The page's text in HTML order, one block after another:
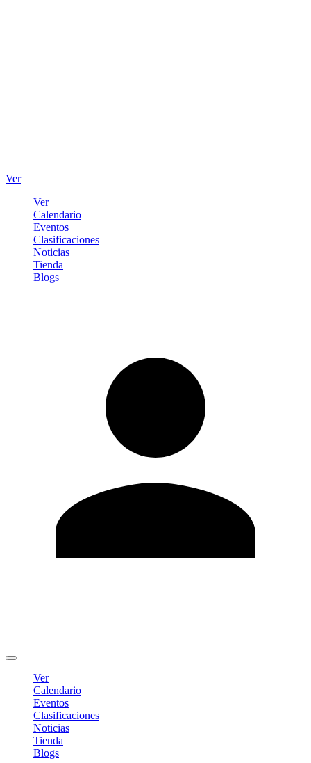
Ver
Ver
Calendario
Eventos
Clasificaciones
Noticias
Tienda
Blogs
Ver
Calendario
Eventos
Clasificaciones
Noticias
Tienda
Blogs